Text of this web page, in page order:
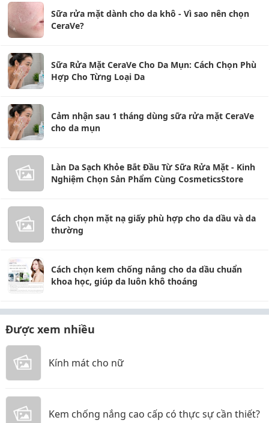
Sữa rửa mặt dành cho da khô - Vì sao nên chọn
CeraVe?
Sữa Rửa Mặt CeraVe Cho Da Mụn: Cách Chọn Phù
Hợp Cho Từng Loại Da
Cảm nhận sau 1 tháng dùng sữa rửa mặt CeraVe
cho da mụn
Làn Da Sạch Khỏe Bắt Đầu Từ Sữa Rửa Mặt - Kinh
Nghiệm Chọn Sản Phẩm Cùng CosmeticsStore
Cách chọn mặt nạ giấy phù hợp cho da dầu và da
thường
Cách chọn kem chống nắng cho da dầu chuẩn
khoa học, giúp da luôn khô thoáng
Được xem nhiều
Kính mát cho nữ
Kem chống nắng cao cấp có thực sự cần thiết?